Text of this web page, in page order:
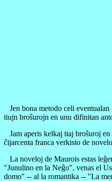
Jen bona metodo celi
tiujn broŝurojn en unu difinitan
Jam aperis kelkaj tiaj broŝuroj
ĉijarcenta franca verkisto de
La noveloj de Maurois estas
"Junulino en la Neĝo", venas el
domo" -- al la romantika -- "La